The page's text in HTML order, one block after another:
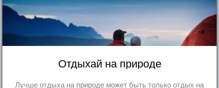
Отдыхай на природе
Лучше отдыха на природе может быть только отдых на